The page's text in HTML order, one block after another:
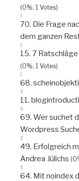
(0%, 1 Votes)
70. Die Frage
dem ganzen
15. 7
(0%, 1 Votes)
68.
11.
69. Wer suchet
Wordpress
49. Erfolgreich
Andrea Jülichs
64. Mit noindex